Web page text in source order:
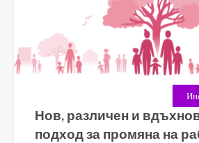
Нов, различен и
подход за промяна на